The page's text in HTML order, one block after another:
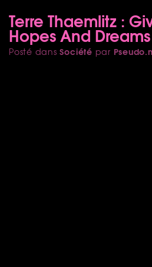
Terre Thaemlitz :
Hopes And Dreams
Posté dansSociété par